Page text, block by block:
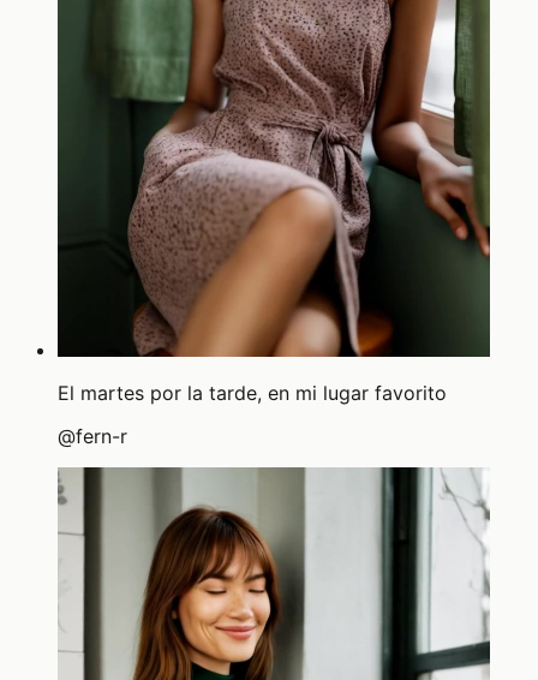
El martes por la tarde, en mi lugar favorito
@fern-r